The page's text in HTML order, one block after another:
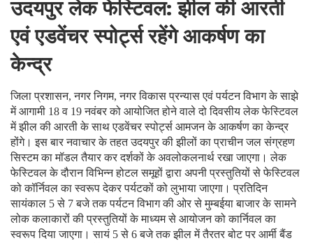
उदयपुर लेक फेस्टिवल: झील की आरती
एवं एडवेंचर स्पोर्ट्स रहेंगे आकर्षण का
केन्द्र
जिला प्रशासन, नगर निगम, नगर विकास प्रन्यास एवं पर्यटन विभाग के साझे
में आगामी 18 व 19 नवंबर को आयोजित होने वाले दो दिवसीय लेक फेस्टिवल
में झील की आरती के साथ एडवेंचर स्पोर्ट्स आमजन के आकर्षण का केन्द्र
होंगे। इस बार नवाचार के तहत उदयपुर की झीलों का प्राचीन जल संग्रहण
सिस्टम का मॉडल तैयार कर दर्शकों के अवलोकलनार्थ रखा जाएगा। लेक
फेस्टिवल के दौरान विभिन्न होटल समूहों द्वारा अपनी प्रस्तुतियों से फेस्टिवल
को कॉर्निवल का स्वरूप देकर पर्यटकों को लुभाया जाएगा। प्रतिदिन
सायंकाल 5 से 7 बजे तक पर्यटन विभाग की ओर से मुम्बईया बाजार के सामने
लोक कलाकारों की प्रस्तुतियों के माध्यम से आयोजन को कार्निवल का
स्वरूप दिया जाएगा। सायं 5 से 6 बजे तक झील में तैरतर बोट पर आर्मी बैंड